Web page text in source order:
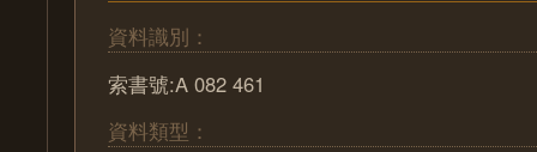
資料識別：
索書號:A 082 461
資料類型：